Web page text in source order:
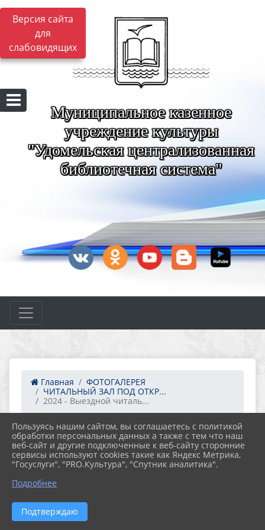
Версия сайта
для
слабовидящих
Муниципальное казенное
учреждение культуры
"Удомельская централизованная
библиотечная система"
Главная
ФОТОГАЛЕРЕЯ
ЧИТАЛЬНЫЙ ЗАЛ ПОД ОТКР...
2024 - Выездной читаль...
01.07.2024 08:00 71
2024 - ВЫЕЗДНОЙ ЧИТАЛЬНЫЙ ЗАЛ
«ВЫХОДИ ЧИТАТЬ В ПАРК!»
Пользуясь нашим сайтом, вы соглашаетесь с политикой
обработки персональных данных а также с тем что наш
веб-сайт и другие подключенные к веб-сайту сторонние
сервисы используют cookies такие как Яндекс Метрика,
"Госуслуги", "PRO.Культура", "Спутник аналитика".
Подробнее
Подтверждаю